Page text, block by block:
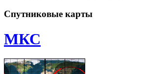
Спутниковые карты
МКС